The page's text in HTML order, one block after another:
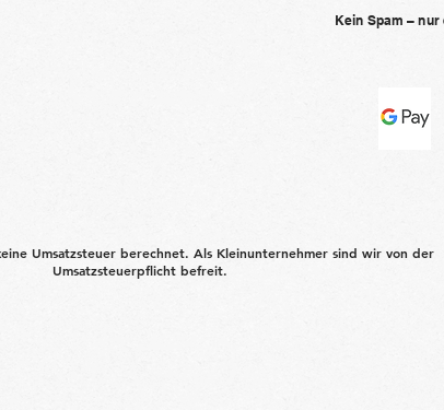
Kein Spam –
Umsatzsteuer berechnet. Als Kleinunternehmer sind wir von der
Umsatzsteuerpflicht befreit.